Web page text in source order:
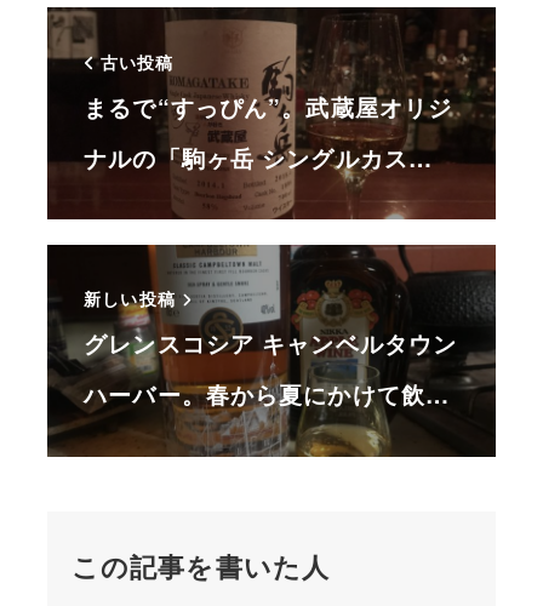
古い投稿
まるで“すっぴん”。武蔵屋オリジ
ナルの「駒ヶ岳 シングルカス…
新しい投稿
グレンスコシア キャンベルタウン
ハーバー。春から夏にかけて飲…
この記事を書いた人